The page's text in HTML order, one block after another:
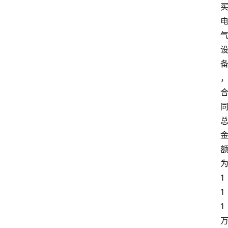
买
电
气
设
备
，
合
同
总
金
额
为
1
1
1
万